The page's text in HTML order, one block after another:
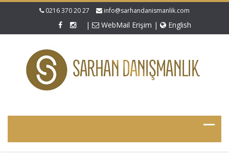
0216 370 20 27 info@sarhandanismanlik.com
| WebMail Erişim | English